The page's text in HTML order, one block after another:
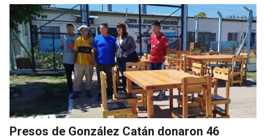
Presos de González Catán donaron 46